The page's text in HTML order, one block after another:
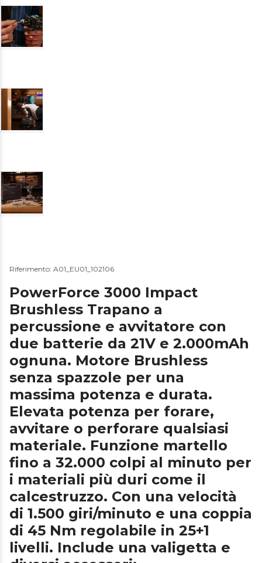
Riferimento: A01_EU01_102106
PowerForce 3000 Impact
Brushless Trapano a
percussione e avvitatore con
due batterie da 21V e 2.000mAh
ognuna. Motore Brushless
senza spazzole per una
massima potenza e durata.
Elevata potenza per forare,
avvitare o perforare qualsiasi
materiale. Funzione martello
fino a 32.000 colpi al minuto per
i materiali più duri come il
calcestruzzo. Con una velocità
di 1.500 giri/minuto e una coppia
di 45 Nm regolabile in 25+1
livelli. Include una valigetta e